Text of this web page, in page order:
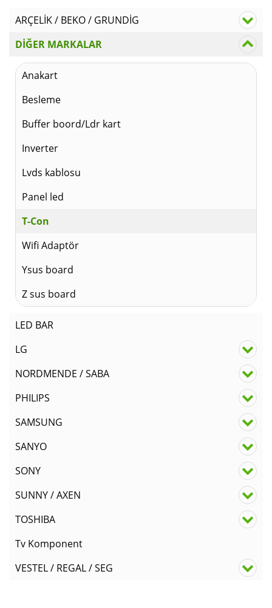
ARÇELİK / BEKO / GRUNDİG
DİĞER MARKALAR
Anakart
Besleme
Buffer boord/Ldr kart
Inverter
Lvds kablosu
Panel led
T-Con
Wifi Adaptör
Ysus board
Z sus board
LED BAR
LG
NORDMENDE / SABA
PHILIPS
SAMSUNG
SANYO
SONY
SUNNY / AXEN
TOSHIBA
Tv Komponent
VESTEL / REGAL / SEG